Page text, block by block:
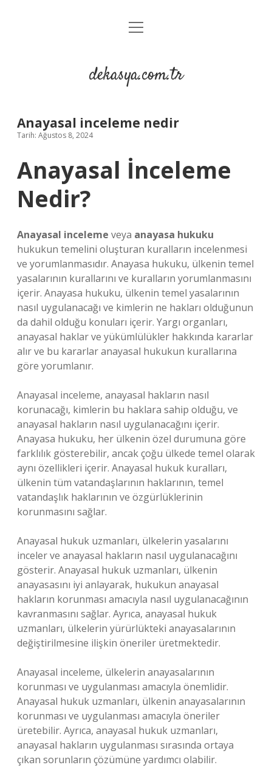
Anasayfa
Yasal Uyarı
menüyü
dekasya.com.tr
Anayasal inceleme nedir
Tarih: Ağustos 8, 2024
Anayasal İnceleme
Nedir?
Anayasal inceleme veya anayasa hukuku
hukukun temelini oluşturan kuralların incelenmesi
ve yorumlanmasıdır. Anayasa hukuku, ülkenin temel
yasalarının kurallarını ve kuralların yorumlanmasını
içerir. Anayasa hukuku, ülkenin temel yasalarının
nasıl uygulanacağı ve kimlerin ne hakları olduğunun
da dahil olduğu konuları içerir. Yargı organları,
anayasal haklar ve yükümlülükler hakkında kararlar
alır ve bu kararlar anayasal hukukun kurallarına
göre yorumlanır.
Anayasal inceleme, anayasal hakların nasıl
korunacağı, kimlerin bu haklara sahip olduğu, ve
anayasal hakların nasıl uygulanacağını içerir.
Anayasa hukuku, her ülkenin özel durumuna göre
farklılık gösterebilir, ancak çoğu ülkede temel olarak
aynı özellikleri içerir. Anayasal hukuk kuralları,
ülkenin tüm vatandaşlarının haklarının, temel
vatandaşlık haklarının ve özgürlüklerinin
korunmasını sağlar.
Anayasal hukuk uzmanları, ülkelerin yasalarını
inceler ve anayasal hakların nasıl uygulanacağını
gösterir. Anayasal hukuk uzmanları, ülkenin
anayasasını iyi anlayarak, hukukun anayasal
hakların korunması amacıyla nasıl uygulanacağının
kavranmasını sağlar. Ayrıca, anayasal hukuk
uzmanları, ülkelerin yürürlükteki anayasalarının
değiştirilmesine ilişkin öneriler üretmektedir.
Anayasal inceleme, ülkelerin anayasalarının
korunması ve uygulanması amacıyla önemlidir.
Anayasal hukuk uzmanları, ülkenin anayasalarının
korunması ve uygulanması amacıyla öneriler
üretebilir. Ayrıca, anayasal hukuk uzmanları,
anayasal hakların uygulanması sırasında ortaya
çıkan sorunların çözümüne yardımcı olabilir.